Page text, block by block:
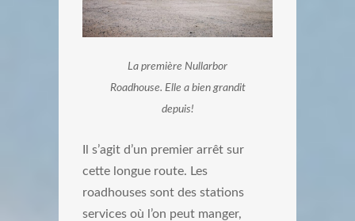
La première Nullarbor
Roadhouse. Elle a bien grandit
depuis!
Il s’agit d’un premier arrêt sur
cette longue route. Les
roadhouses sont des stations
services où l’on peut manger,